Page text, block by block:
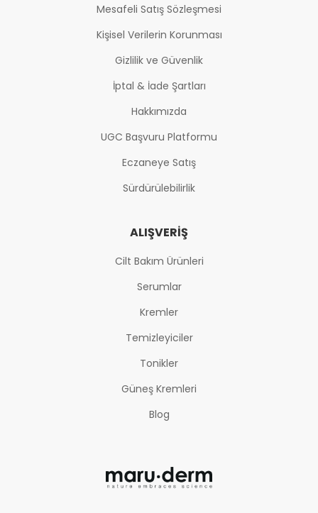
Mesafeli Satış Sözleşmesi
Kişisel Verilerin Korunması
Gizlilik ve Güvenlik
İptal & İade Şartları
Hakkımızda
UGC Başvuru Platformu
Eczaneye Satış
Sürdürülebilirlik
ALIŞVERIŞ
Cilt Bakım Ürünleri
Serumlar
Kremler
Temizleyiciler
Tonikler
Güneş Kremleri
Blog